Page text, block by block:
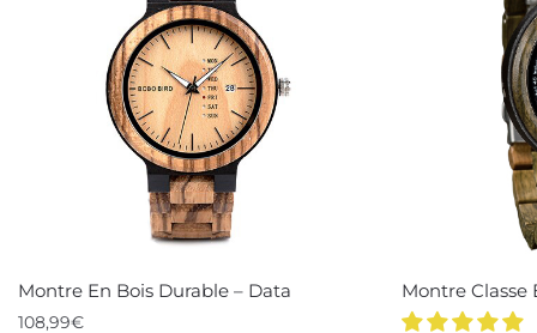
Montre En Bois Durable – Data
108,99€
Montre Classe